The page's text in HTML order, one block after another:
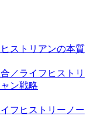
ストリアンの本質
／ライフヒストリ
ン戦略
フヒストリーノー